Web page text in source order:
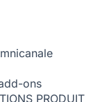
ons
PRODUIT